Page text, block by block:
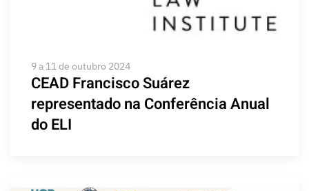
9 a 11 de outubro 2024
CEAD Francisco Suárez
representado na Conferência Anual
do ELI